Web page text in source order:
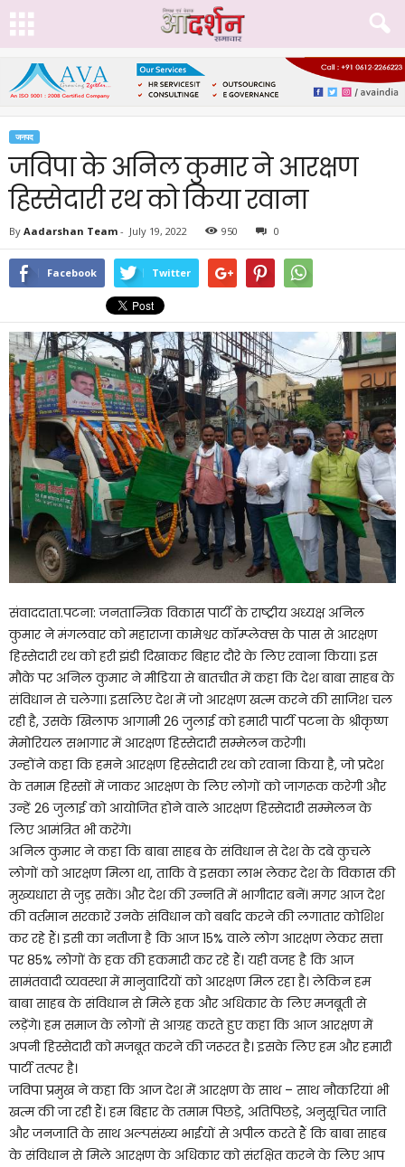
जनपद
जविपा के अनिल कुमार ने आरक्षण
हिस्सेदारी रथ को किया रवाना
By Aadarshan Team - July 19, 2022 950 0
Facebook Twitter
संवाददाता.पटना: जनतान्त्रिक विकास पार्टी के राष्ट्रीय अध्यक्ष अनिल
कुमार ने मंगलवार को महाराजा कामेश्वर कॉम्प्लेक्स के पास से आरक्षण
हिस्सेदारी रथ को हरी झंडी दिखाकर बिहार दौरे के लिए रवाना किया। इस
मौके पर अनिल कुमार ने मीडिया से बातचीत में कहा कि देश बाबा साहब के
संविधान से चलेगा। इसलिए देश में जो आरक्षण खत्म करने की साजिश चल
रही है, उसके खिलाफ आगामी 26 जुलाई को हमारी पार्टी पटना के श्रीकृष्ण
मेमोरियल सभागार में आरक्षण हिस्सेदारी सम्मेलन करेगी।
उन्होंने कहा कि हमने आरक्षण हिस्सेदारी रथ को रवाना किया है, जो प्रदेश
के तमाम हिस्सों में जाकर आरक्षण के लिए लोगों को जागरूक करेगी और
उन्हें 26 जुलाई को आयोजित होने वाले आरक्षण हिस्सेदारी सम्मेलन के
लिए आमंत्रित भी करेंगे।
अनिल कुमार ने कहा कि बाबा साहब के संविधान से देश के दबे कुचले
लोगों को आरक्षण मिला था, ताकि वे इसका लाभ लेकर देश के विकास की
मुख्यधारा से जुड़ सकें। और देश की उन्नति में भागीदार बनें। मगर आज देश
की वर्तमान सरकारें उनके संविधान को बर्बाद करने की लगातार कोशिश
कर रहे हैं। इसी का नतीजा है कि आज 15% वाले लोग आरक्षण लेकर सत्ता
पर 85% लोगों के हक की हकमारी कर रहे हैं। यही वजह है कि आज
सामंतवादी व्यवस्था में मानुवादियों को आरक्षण मिल रहा है। लेकिन हम
बाबा साहब के संविधान से मिले हक और अधिकार के लिए मजबूती से
लड़ेंगे। हम समाज के लोगों से आग्रह करते हुए कहा कि आज आरक्षण में
अपनी हिस्सेदारी को मजबूत करने की जरूरत है। इसके लिए हम और हमारी
पार्टी तत्पर है।
जविपा प्रमुख ने कहा कि आज देश में आरक्षण के साथ – साथ नौकरियां भी
खत्म की जा रही हैं। हम बिहार के तमाम पिछड़े, अतिपिछड़े, अनुसूचित जाति
और जनजाति के साथ अल्पसंख्य भाईयों से अपील करते हैं कि बाबा साहब
के संविधान से मिले आरक्षण के अधिकार को संरक्षित करने के लिए आप